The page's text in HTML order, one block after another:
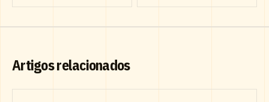
Artigos relacionados